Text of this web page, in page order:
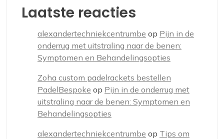
Laatste reacties
alexandertechniekcentrumbe op Pijn in de
onderrug met uitstraling naar de benen:
Symptomen en Behandelingsopties
Zoha custom padelrackets bestellen
PadelBespoke op Pijn in de onderrug met
uitstraling naar de benen: Symptomen en
Behandelingsopties
alexandertechniekcentrumbe op Tips om